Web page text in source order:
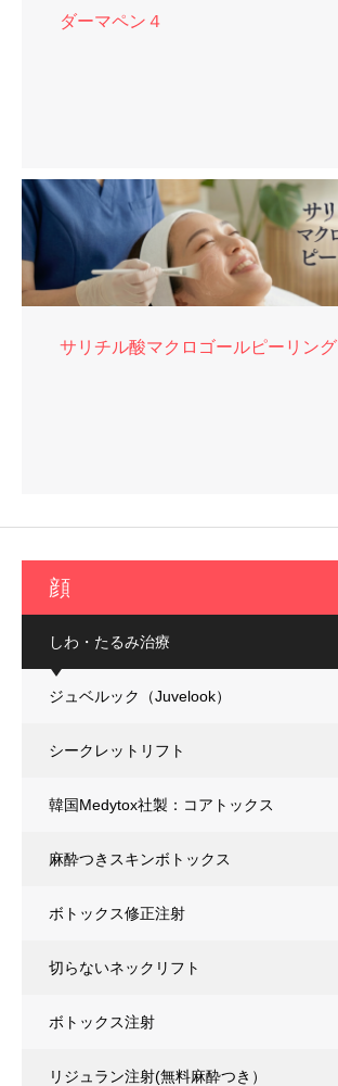
ダーマペン４
サリチル酸マクロゴールピーリング
顔
しわ・たるみ治療
ジュベルック（Juvelook）
シークレットリフト
韓国Medytox社製：コアトックス
麻酔つきスキンボトックス
ボトックス修正注射
切らないネックリフト
ボトックス注射
リジュラン注射(無料麻酔つき）